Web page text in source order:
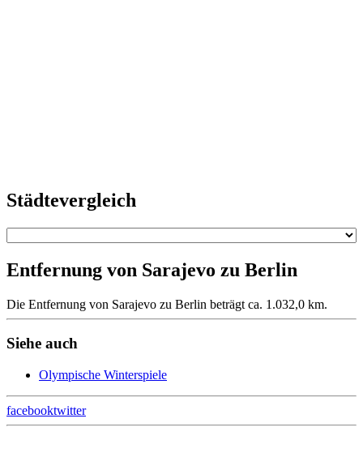
Städtevergleich
Entfernung von Sarajevo zu Berlin
Die Entfernung von Sarajevo zu Berlin beträgt ca. 1.032,0 km.
Siehe auch
Olympische Winterspiele
facebooktwitter